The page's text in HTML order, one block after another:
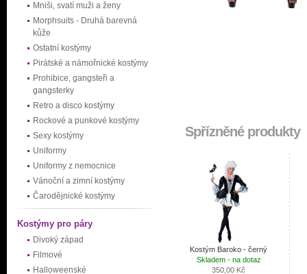
Mniši, svatí muži a ženy
Morphsuits - Druhá barevná
kůže
Ostatní kostýmy
Pirátské a námořnické kostýmy
Prohibice, gangsteři a
gangsterky
Retro a disco kostýmy
Rockové a punkové kostýmy
Sexy kostýmy
Uniformy
Uniformy z nemocnice
Vánoční a zimní kostýmy
Čarodějnické kostýmy
Kostýmy pro páry
Divoký západ
Filmové
Halloweenské
Spřízněné produkty
Kostým Baroko - černý
Skladem - na dotaz
350,00 Kč